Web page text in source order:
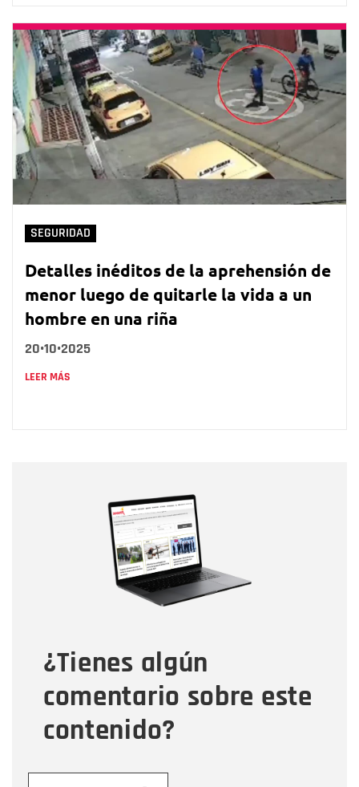
SEGURIDAD
Detalles inéditos de la aprehensión de
menor luego de quitarle la vida a un
hombre en una riña
20•10•2025
LEER MÁS
¿Tienes algún
comentario sobre este
contenido?
Correo electrónico
Tipo de comentario
Mensaje